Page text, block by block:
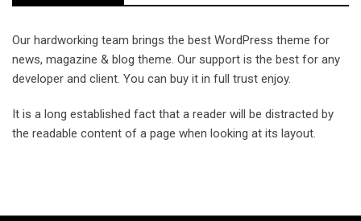
Our hardworking team brings the best WordPress theme for
news, magazine & blog theme. Our support is the best for any
developer and client. You can buy it in full trust enjoy.
It is a long established fact that a reader will be distracted by
the readable content of a page when looking at its layout.